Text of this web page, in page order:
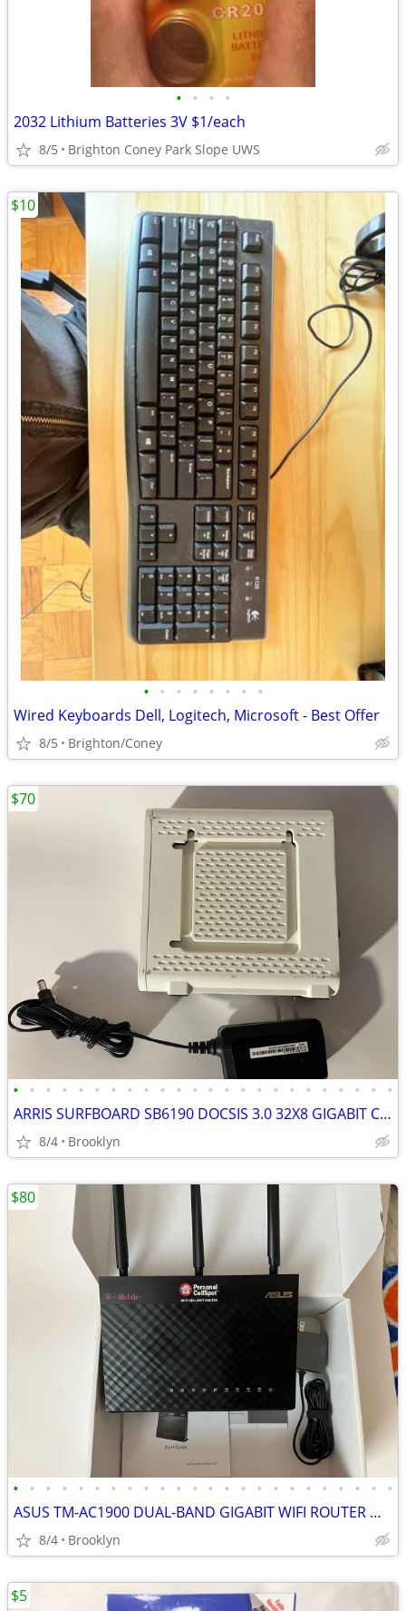
• • • •
2032 Lithium Batteries 3V $1/each
8/5 Brighton Coney Park Slope UWS
• • • • • • • •
Wired Keyboards Dell, Logitech, Microsoft - Best Offer
8/5 Brighton/Coney
$10
• • • • • • • • • • • • • • • • • • • • • • • •
ARRIS SURFBOARD SB6190 DOCSIS 3.0 32X8 GIGABIT CABLE MODEM HOME INTERN
8/4 Brooklyn
$70
• • • • • • • • • • • • • • • • • • • • • • • •
ASUS TM-AC1900 DUAL-BAND GIGABIT WIFI ROUTER WITH T-MOBILE WIFI CALLIN
8/4 Brooklyn
$80
$5